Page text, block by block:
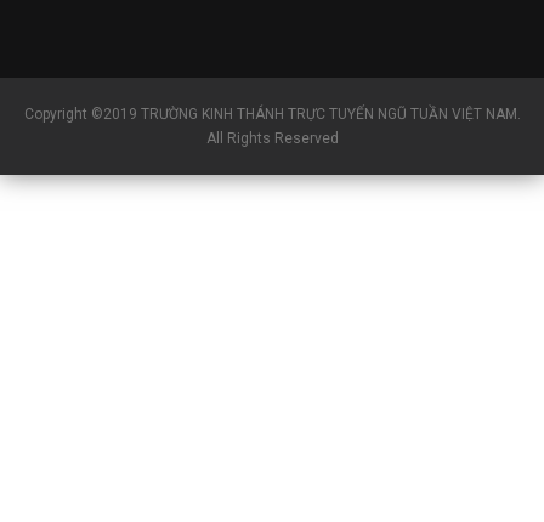
Copyright ©2019 TRƯỜNG KINH THÁNH TRỰC TUYẾN NGŨ TUẦN VIỆT NAM.
All Rights Reserved